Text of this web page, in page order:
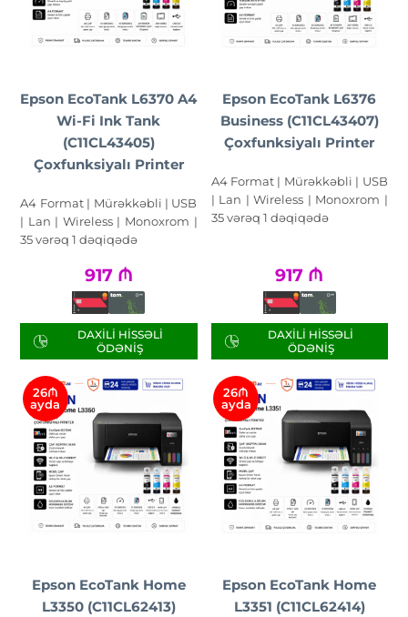
Epson EcoTank L6370 A4
Wi-Fi Ink Tank
(C11CL43405)
Çoxfunksiyalı Printer
A4 Format | Mürəkkəbli | USB
| Lan | Wireless | Monoxrom |
35 vərəq 1 dəqiqədə
917 ₼
DAXILI HISSƏLI
ÖDƏNIŞ
Epson EcoTank L6376
Business (C11CL43407)
Çoxfunksiyalı Printer
A4 Format | Mürəkkəbli | USB
| Lan | Wireless | Monoxrom |
35 vərəq 1 dəqiqədə
917 ₼
DAXILI HISSƏLI
ÖDƏNIŞ
26₼
ayda
Epson EcoTank Home
L3350 (C11CL62413)
26₼
ayda
Epson EcoTank Home
L3351 (C11CL62414)